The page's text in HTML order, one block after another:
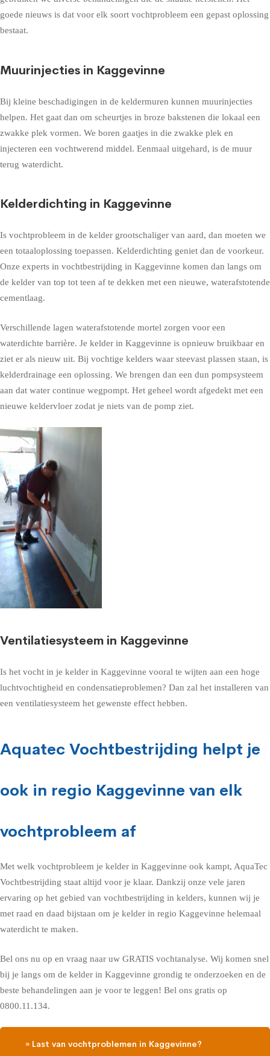
goede nieuws is dat voor elk soort vochtprobleem een gepast oplossing
bestaat.
Muurinjecties in Kaggevinne
Bij kleine beschadigingen in de keldermuren kunnen muurinjecties
helpen. Het gaat dan om scheurtjes in broze bakstenen die lokaal een
zwakke plek vormen. We boren gaatjes in die zwakke plek en
injecteren een vochtwerend middel. Eenmaal uitgehard, is de muur
terug waterdicht.
Kelderdichting in Kaggevinne
Is vochtprobleem in de kelder grootschaliger van aard, dan moeten we
een totaaloplossing toepassen. Kelderdichting geniet dan de voorkeur.
Onze experts in vochtbestrijding in Kaggevinne komen dan langs om
de kelder van top tot teen af te dekken met een nieuwe, waterafstotende
cementlaag.
Verschillende lagen waterafstotende mortel zorgen voor een
waterdichte barrière. Je kelder in Kaggevinne is opnieuw bruikbaar en
ziet er als nieuw uit. Bij vochtige kelders waar steevast plassen staan, is
kelderdrainage een oplossing. We brengen dan een dun pompsysteem
aan dat water continue wegpompt. Het geheel wordt afgedekt met een
nieuwe keldervloer zodat je niets van de pomp ziet.
Ventilatiesysteem in Kaggevinne
Is het vocht in je kelder in Kaggevinne vooral te wijten aan een hoge
luchtvochtigheid en condensatieproblemen? Dan zal het installeren van
een ventilatiesysteem het gewenste effect hebben.
Aquatec Vochtbestrijding helpt je
ook in regio Kaggevinne van elk
vochtprobleem af
Met welk vochtprobleem je kelder in Kaggevinne ook kampt, AquaTec
Vochtbestrijding staat altijd voor je klaar. Dankzij onze vele jaren
ervaring op het gebied van vochtbestrijding in kelders, kunnen wij je
met raad en daad bijstaan om je kelder in regio Kaggevinne helemaal
waterdicht te maken.
Bel ons nu op en vraag naar uw GRATIS vochtanalyse. Wij komen snel
bij je langs om de kelder in Kaggevinne grondig te onderzoeken en de
beste behandelingen aan je voor te leggen! Bel ons gratis op
0800.11.134.
» Last van vochtproblemen in Kaggevinne?